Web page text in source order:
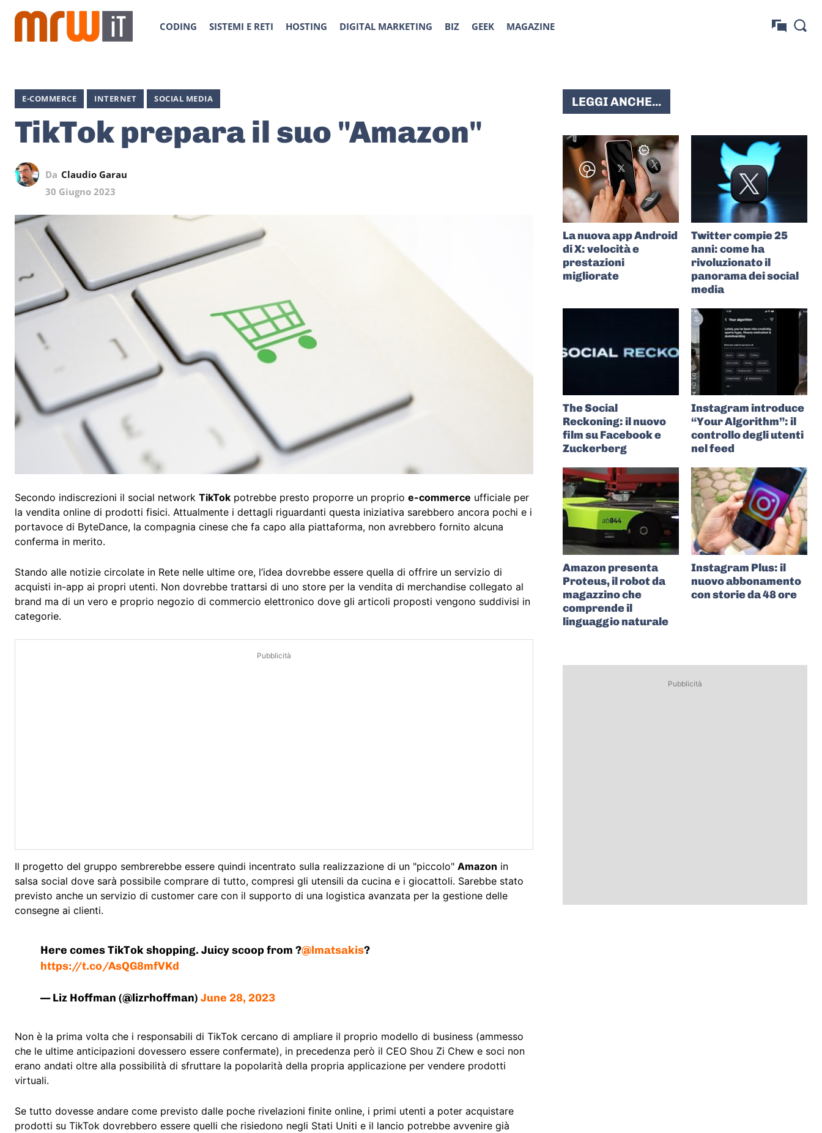
CODING SISTEMI E RETI HOSTING DIGITAL MARKETING BIZ GEEK MAGAZINE
E-COMMERCE INTERNET SOCIAL MEDIA
TikTok prepara il suo "Amazon"
Da Claudio Garau
30 Giugno 2023
Secondo indiscrezioni il social network TikTok potrebbe presto proporre un proprio e-commerce ufficiale per
la vendita online di prodotti fisici. Attualmente i dettagli riguardanti questa iniziativa sarebbero ancora pochi e i
portavoce di ByteDance, la compagnia cinese che fa capo alla piattaforma, non avrebbero fornito alcuna
conferma in merito.
Stando alle notizie circolate in Rete nelle ultime ore, l’idea dovrebbe essere quella di offrire un servizio di
acquisti in-app ai propri utenti. Non dovrebbe trattarsi di uno store per la vendita di merchandise collegato al
brand ma di un vero e proprio negozio di commercio elettronico dove gli articoli proposti vengono suddivisi in
categorie.
Pubblicità
Il progetto del gruppo sembrerebbe essere quindi incentrato sulla realizzazione di un "piccolo" Amazon in
salsa social dove sarà possibile comprare di tutto, compresi gli utensili da cucina e i giocattoli. Sarebbe stato
previsto anche un servizio di customer care con il supporto di una logistica avanzata per la gestione delle
consegne ai clienti.
Here comes TikTok shopping. Juicy scoop from ?@lmatsakis?
https://t.co/AsQG8mfVKd
— Liz Hoffman (@lizrhoffman)June 28, 2023
Non è la prima volta che i responsabili di TikTok cercano di ampliare il proprio modello di business (ammesso
che le ultime anticipazioni dovessero essere confermate), in precedenza però il CEO Shou Zi Chew e soci non
erano andati oltre alla possibilità di sfruttare la popolarità della propria applicazione per vendere prodotti
virtuali.
Se tutto dovesse andare come previsto dalle poche rivelazioni finite online, i primi utenti a poter acquistare
prodotti su TikTok dovrebbero essere quelli che risiedono negli Stati Uniti e il lancio potrebbe avvenire già
LEGGI ANCHE...
La nuova app Android
di X: velocità e
prestazioni
migliorate
Twitter compie 25
anni: come ha
rivoluzionato il
panorama dei social
media
The Social
Reckoning: il nuovo
film su Facebook e
Zuckerberg
Instagram introduce
“Your Algorithm”: il
controllo degli utenti
nel feed
Amazon presenta
Proteus, il robot da
magazzino che
comprende il
linguaggio naturale
Instagram Plus: il
nuovo abbonamento
con storie da 48 ore
Pubblicità